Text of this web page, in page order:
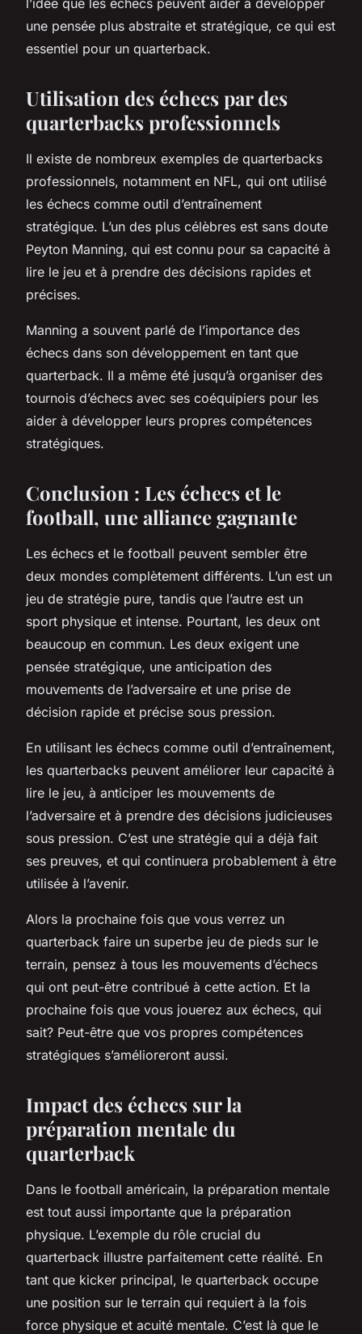
une pensée plus abstraite et stratégique, ce qui est
essentiel pour un quarterback.
Utilisation des échecs par des
quarterbacks professionnels
Il existe de nombreux exemples de quarterbacks
professionnels, notamment en NFL, qui ont utilisé
les échecs comme outil d’entraînement
stratégique. L’un des plus célèbres est sans doute
Peyton Manning, qui est connu pour sa capacité à
lire le jeu et à prendre des décisions rapides et
précises.
Manning a souvent parlé de l’importance des
échecs dans son développement en tant que
quarterback. Il a même été jusqu’à organiser des
tournois d’échecs avec ses coéquipiers pour les
aider à développer leurs propres compétences
stratégiques.
Conclusion : Les échecs et le
football, une alliance gagnante
Les échecs et le football peuvent sembler être
deux mondes complètement différents. L’un est un
jeu de stratégie pure, tandis que l’autre est un
sport physique et intense. Pourtant, les deux ont
beaucoup en commun. Les deux exigent une
pensée stratégique, une anticipation des
mouvements de l’adversaire et une prise de
décision rapide et précise sous pression.
En utilisant les échecs comme outil d’entraînement,
les quarterbacks peuvent améliorer leur capacité à
lire le jeu, à anticiper les mouvements de
l’adversaire et à prendre des décisions judicieuses
sous pression. C’est une stratégie qui a déjà fait
ses preuves, et qui continuera probablement à être
utilisée à l’avenir.
Alors la prochaine fois que vous verrez un
quarterback faire un superbe jeu de pieds sur le
terrain, pensez à tous les mouvements d’échecs
qui ont peut-être contribué à cette action. Et la
prochaine fois que vous jouerez aux échecs, qui
sait? Peut-être que vos propres compétences
stratégiques s’amélioreront aussi.
Impact des échecs sur la
préparation mentale du
quarterback
Dans le football américain, la préparation mentale
est tout aussi importante que la préparation
physique. L’exemple du rôle crucial du
quarterback illustre parfaitement cette réalité. En
tant que kicker principal, le quarterback occupe
une position sur le terrain qui requiert à la fois
force physique et acuité mentale. C’est là que le